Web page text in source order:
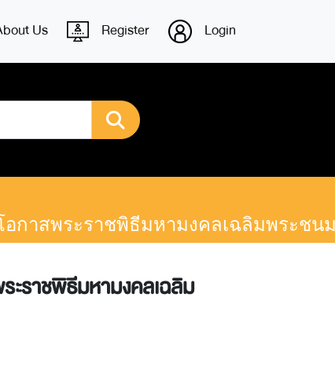
Us Register Login
กาสพระราชพิธีมหามงคลเฉลิมพระช
ะราชพิธีมหามงคลเฉลิม